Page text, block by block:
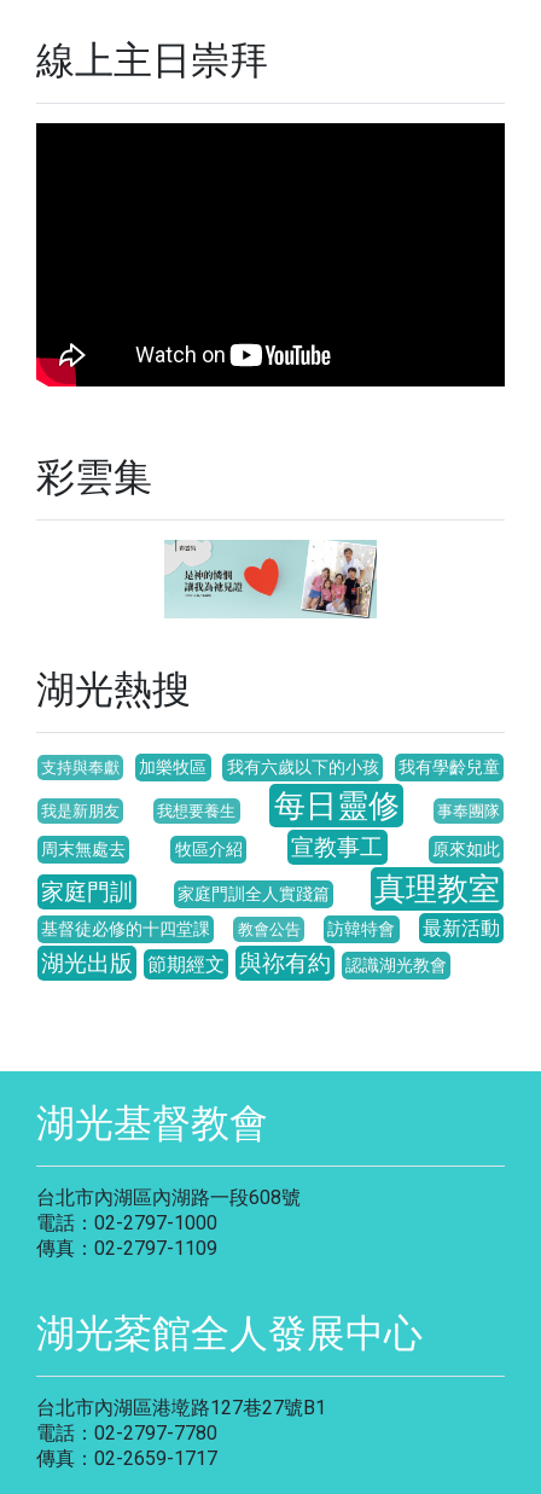
線上主日崇拜
彩雲集
湖光熱搜
支持與奉獻 加樂牧區 我有六歲以下的小孩 我有學齡兒童
我是新朋友 我想要養生 每日靈修 事奉團隊
周末無處去 牧區介紹 宣教事工 原來如此
家庭門訓 家庭門訓全人實踐篇 真理教室
基督徒必修的十四堂課 教會公告 訪韓特會 最新活動
湖光出版 節期經文 與祢有約 認識湖光教會
湖光基督教會
台北市內湖區內湖路一段608號
電話：02-2797-1000
傳真：02-2797-1109
湖光棻館全人發展中心
台北市內湖區港墘路127巷27號B1
電話：02-2797-7780
傳真：02-2659-1717